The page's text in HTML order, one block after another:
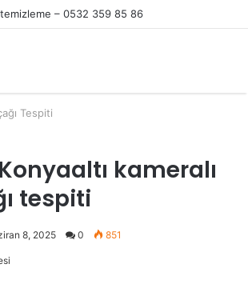
– 0532 359 85 86
Tespiti
kameralı
tespiti
8, 2025 0 851